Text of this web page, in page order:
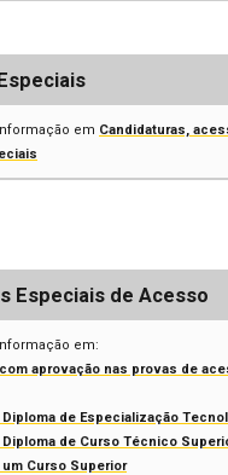
em Candidaturas,
Especiais de Acesso
em:
aprovação nas provas de
de Especialização
de Curso Técnico
Curso Superior